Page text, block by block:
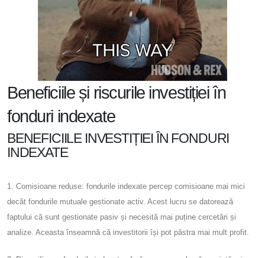
Beneficiile și riscurile investiției în
fonduri indexate
BENEFICIILE INVESTIȚIEI ÎN FONDURI
INDEXATE
1. Comisioane reduse: fondurile indexate percep comisioane mai mici
decât fondurile mutuale gestionate activ. Acest lucru se datorează
faptului că sunt gestionate pasiv și necesită mai puține cercetări și
analize. Aceasta înseamnă că investitorii își pot păstra mai mult profit.